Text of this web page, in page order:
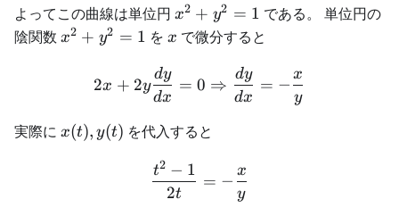
よってこの曲線は単位円 x^2+y^2=1
x2 + y2 = 1 である。 単位円の
陰関数 x^2+y^2=1
x2 + y2 = 1 をx
x で微分すると
2x+2y\frac{dy}{dx}=0
2x + 2y
dx
dy
= 0 ⇒
dx
dy
= −
y
x
実際に x(t),y(t)
x(t), y(t) を代入すると
\frac{t^2-1}{2t} = -
2t
t2 − 1
= −
y
x